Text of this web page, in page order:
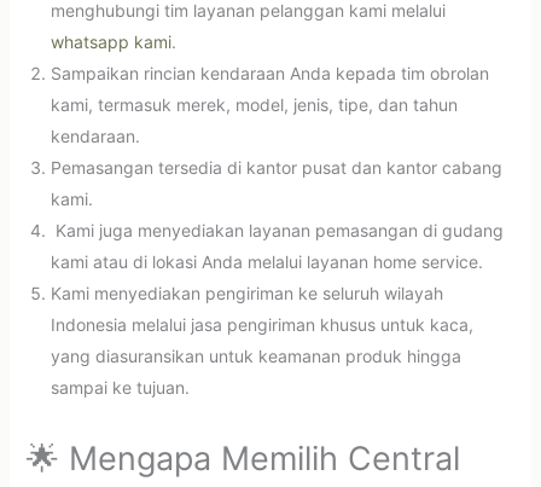
menghubungi tim layanan pelanggan kami melalui
whatsapp kami.
Sampaikan rincian kendaraan Anda kepada tim obrolan
kami, termasuk merek, model, jenis, tipe, dan tahun
kendaraan.
Pemasangan tersedia di kantor pusat dan kantor cabang
kami.
Kami juga menyediakan layanan pemasangan di gudang
kami atau di lokasi Anda melalui layanan home service.
Kami menyediakan pengiriman ke seluruh wilayah
Indonesia melalui jasa pengiriman khusus untuk kaca,
yang diasuransikan untuk keamanan produk hingga
sampai ke tujuan.
🌟 Mengapa Memilih Central